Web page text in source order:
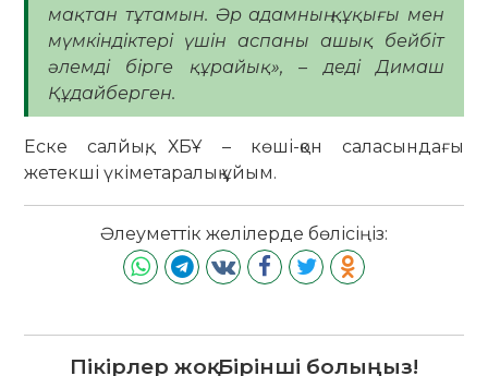
мақтан тұтамын. Әр адамның құқығы мен
мүмкіндіктері үшін аспаны ашық бейбіт
әлемді бірге құрайық», – деді Димаш
Құдайберген.
Еске салйық, ХБҰ – көші-қон саласындағы
жетекші үкіметаралық ұйым.
Әлеуметтік желілерде бөлісіңіз:
Пікірлер жоқ. Бірінші болыңыз!